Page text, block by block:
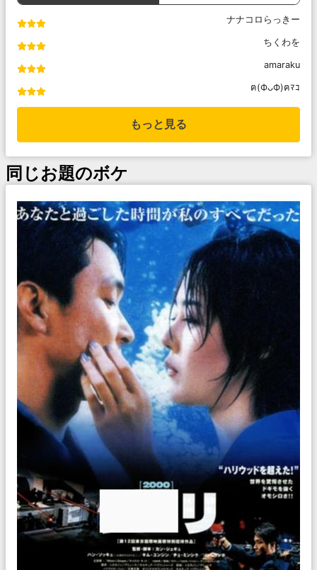
ナナコロらっきー
ちくわを
amaraku
ฅ(ФᴗФ)ฅﾏｺ
もっと見る
同じお題のボケ